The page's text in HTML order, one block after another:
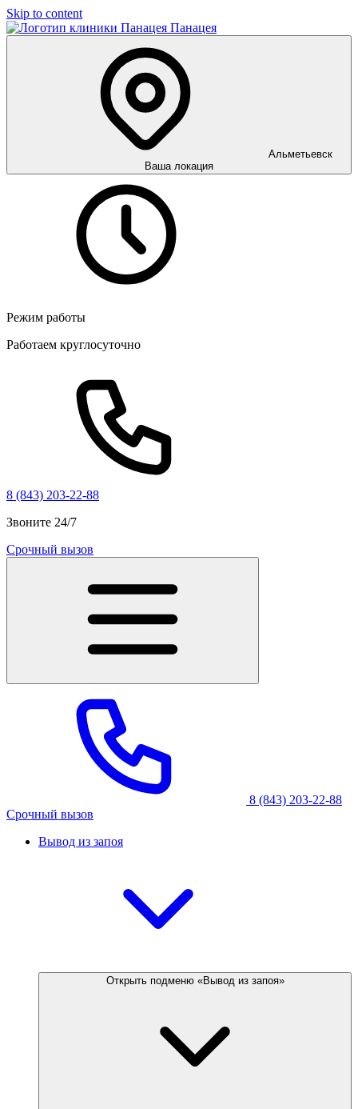
Skip to content
Панацея
Альметьевск
Ваша локация
Режим работы
Работаем круглосуточно
8 (843) 203-22-88
Звоните 24/7
Срочный вызов
8 (843) 203-22-88
Срочный вызов
Вывод из запоя
Открыть подменю «Вывод из запоя»